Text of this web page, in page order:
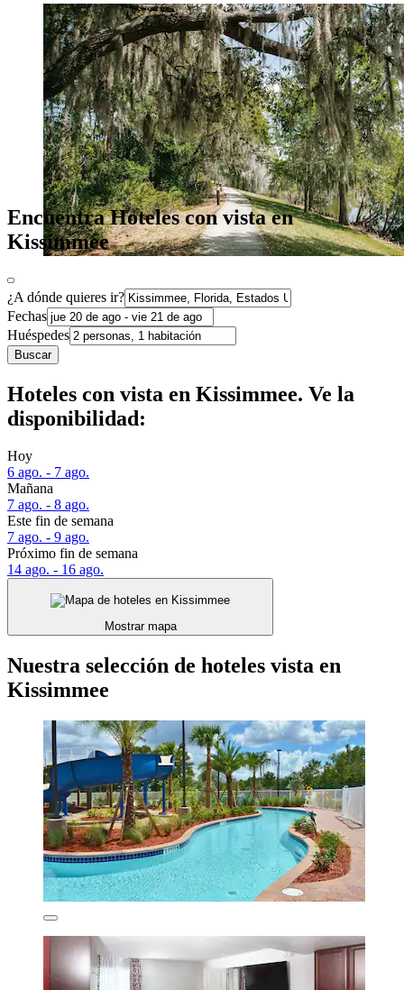
Encuentra Hoteles con vista en
Kissimmee
¿A dónde quieres ir?
Fechas
Huéspedes
Buscar
Hoteles con vista en Kissimmee. Ve la
disponibilidad:
Hoy
6 ago. - 7 ago.
Mañana
7 ago. - 8 ago.
Este fin de semana
7 ago. - 9 ago.
Próximo fin de semana
14 ago. - 16 ago.
Mostrar mapa
Nuestra selección de hoteles vista en
Kissimmee